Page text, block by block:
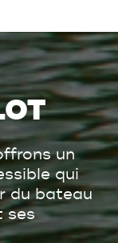
un
qui
du bateau
ses